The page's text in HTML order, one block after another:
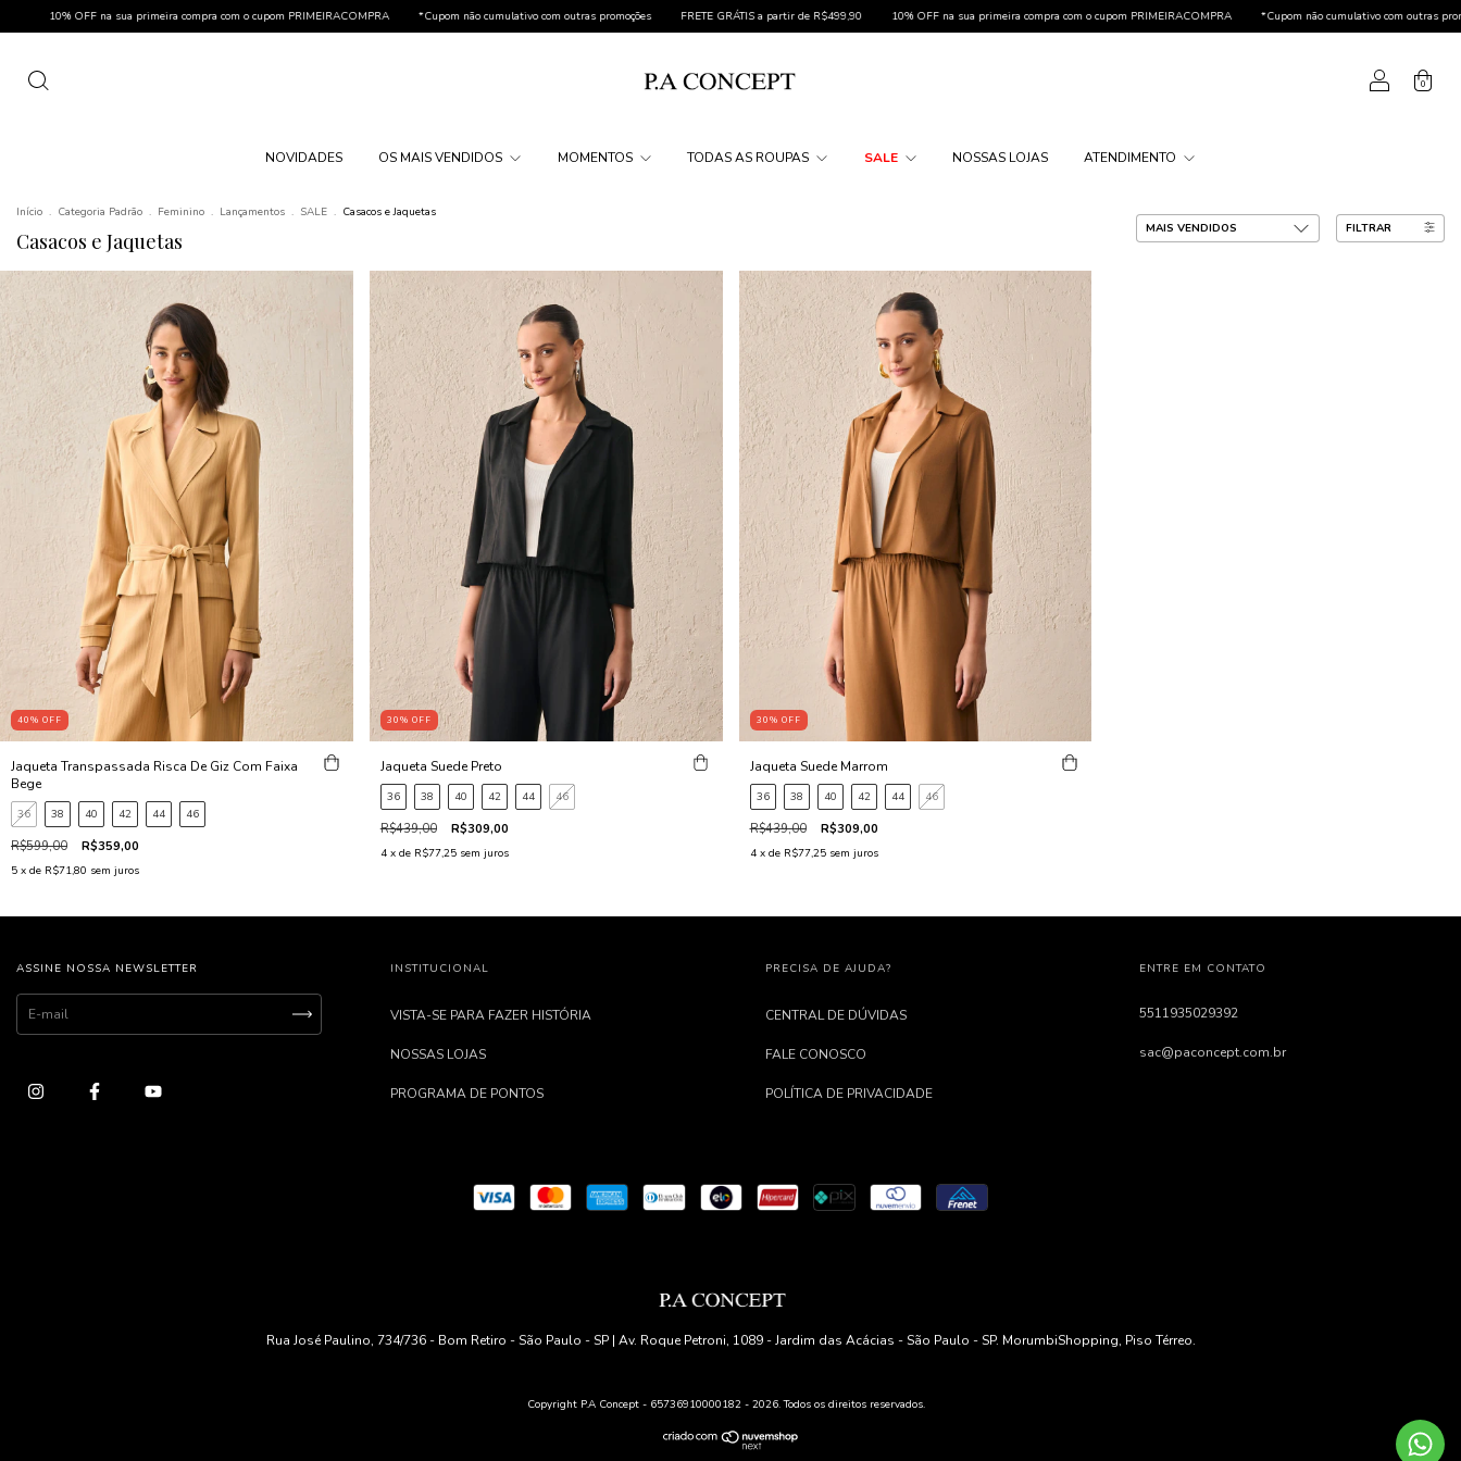
10% OFF na sua primeira compra com o cupom PRIMEIRACOMPRA *Cupom não cumulativo com outras promoções FRETE GRÁTIS a partir de R$499,90 10% OFF na sua primeira compra com o cupom PRIMEIRACOMPRA *Cupom não cumulativo com outras promoções
0
NOVIDADES OS MAIS VENDIDOS MOMENTOS TODAS AS ROUPAS SALE NOSSAS LOJAS ATENDIMENTO
Início . Categoria Padrão . Feminino . Lançamentos . SALE . Casacos e Jaquetas
Casacos e Jaquetas FILTRAR
40% OFF
Jaqueta Transpassada Risca De Giz Com Faixa
Bege
36 38 40 42 44 46
R$599,00 R$359,00
5 x de R$71,80 sem juros
30% OFF
Jaqueta Suede Preto
36 38 40 42 44 46
R$439,00 R$309,00
4 x de R$77,25 sem juros
30% OFF
Jaqueta Suede Marrom
36 38 40 42 44 46
R$439,00 R$309,00
4 x de R$77,25 sem juros
ASSINE NOSSA NEWSLETTER INSTITUCIONAL
VISTA-SE PARA FAZER HISTÓRIA
NOSSAS LOJAS
PROGRAMA DE PONTOS
PRECISA DE AJUDA?
CENTRAL DE DÚVIDAS
FALE CONOSCO
POLÍTICA DE PRIVACIDADE
ENTRE EM CONTATO
5511935029392
sac@paconcept.com.br
Rua José Paulino, 734/736 - Bom Retiro - São Paulo - SP | Av. Roque Petroni, 1089 - Jardim das Acácias - São Paulo - SP. MorumbiShopping, Piso Térreo.
Copyright P.A Concept - 65736910000182 - 2026. Todos os direitos reservados.